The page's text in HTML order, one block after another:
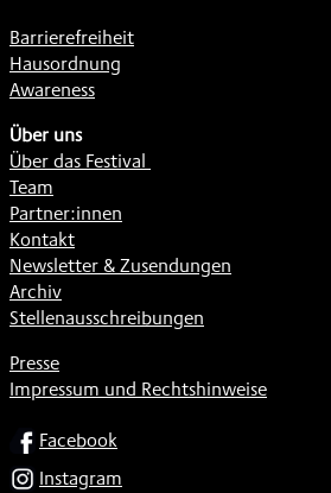
Barrierefreiheit
Hausordnung
Awareness
Über uns
Über das Festival
Team
Partner:innen
Kontakt
Newsletter & Zusendungen
Archiv
Stellenausschreibungen
Presse
Impressum und Rechtshinweise
SOCIALFacebook
Instagram